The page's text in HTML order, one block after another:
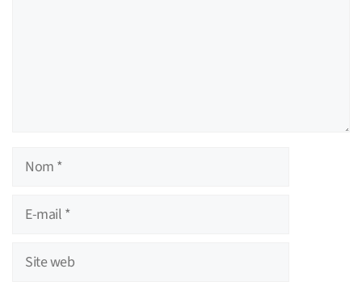
Nom
Site